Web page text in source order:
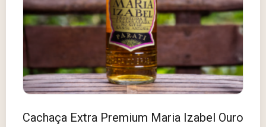
Cachaça Extra Premium Maria Izabel Ouro